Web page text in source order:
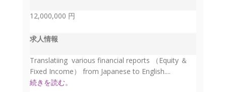
12,000,000 円
求人情報
Translatiing various financial reports （Equity ＆
Fixed Income） from Japanese to English....
続きを読む。